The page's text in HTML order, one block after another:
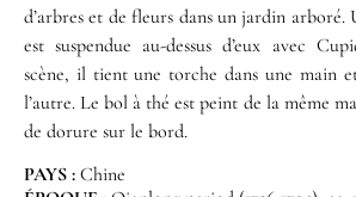
d’arbres et de fleurs dans un jardin
est suspendue au-dessus d’eux avec
scène, il tient une torche dans une main
l’autre. Le bol à thé est peint de la même
de dorure sur le bord.
PAYS : Chine